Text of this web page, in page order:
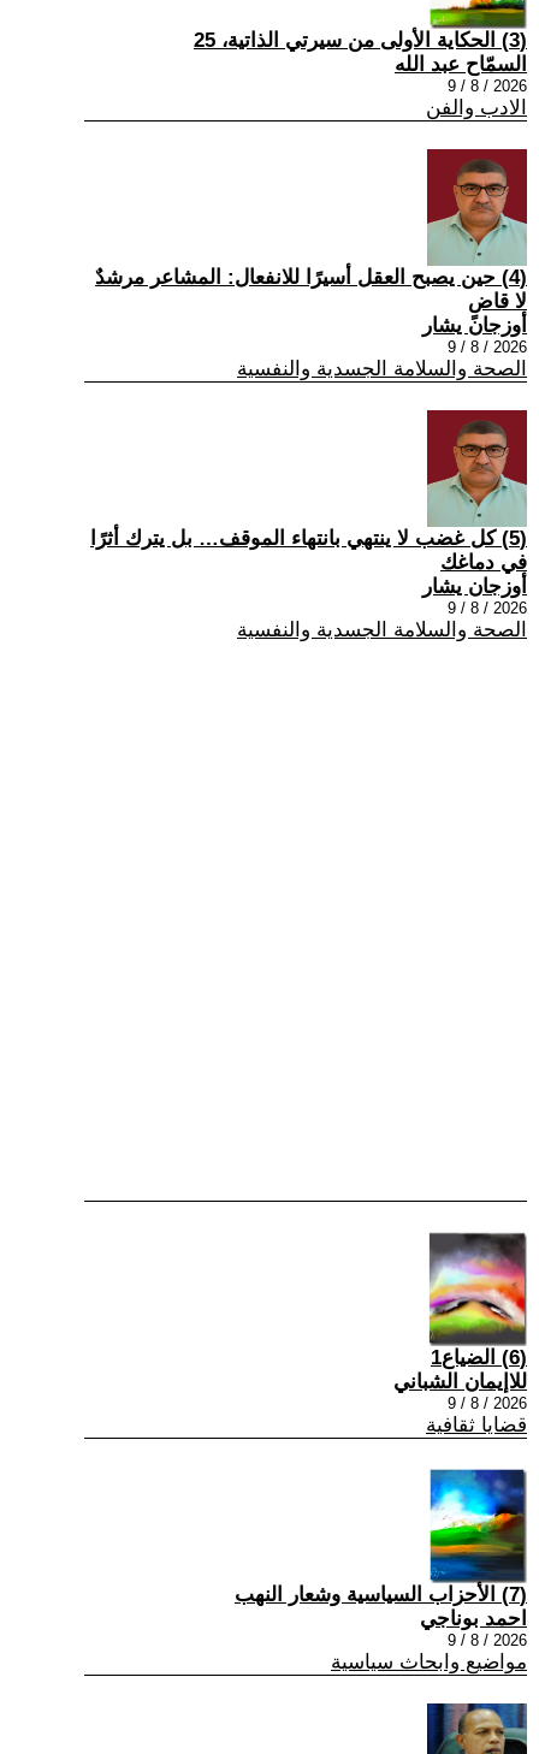
(3) الحكاية الأولى من سيرتي الذاتية، 25
السمّاح عبد الله
2026 / 8 / 9
الادب والفن
(4) حين يصبح العقل أسيرًا للانفعال: المشاعر مرشدٌ
لا قاضٍ
أوزجان يشار
2026 / 8 / 9
الصحة والسلامة الجسدية والنفسية
(5) كل غضب لا ينتهي بانتهاء الموقف… بل يترك أثرًا
في دماغك
أوزجان يشار
2026 / 8 / 9
الصحة والسلامة الجسدية والنفسية
(6) الضياع1
للاإيمان الشباني
2026 / 8 / 9
قضايا ثقافية
(7) الأحزاب السياسية وشعار النهب
احمد بوناجي
2026 / 8 / 9
مواضيع وابحاث سياسية